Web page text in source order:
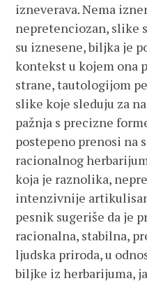
izneverava. Nema
nepretenciozan, slike
su iznesene, biljka je
kontekst u kojem ona
strane, tautologijom
slike koje sleduju za
pažnja s precizne
postepeno prenosi na
racionalnog
koja je raznolika,
intenzivnije
pesnik sugeriše da je
racionalna, stabilna,
ljudska priroda, u
biljke iz herbarijuma,